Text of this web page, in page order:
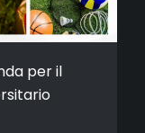
per il